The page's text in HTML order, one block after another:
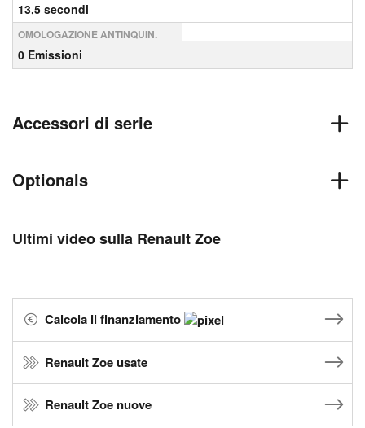
13,5 secondi
OMOLOGAZIONE ANTINQUIN.
0 Emissioni
Accessori di serie
Optionals
Ultimi video sulla Renault Zoe
Calcola il finanziamento
Renault Zoe usate
Renault Zoe nuove